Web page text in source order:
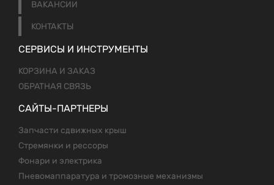
ВАКАНСИИ
КОНТАКТЫ
СЕРВИСЫ И ИНСТРУМЕНТЫ
КОРЗИНА И ЗАКАЗ
ОБРАТНАЯ СВЯЗЬ
САЙТЫ-ПАРТНЕРЫ
Запчасти сдвижных крыш
Стремянки и рессоры
Фонари и электрика
Пневомаппаратура и тромозные механизмы